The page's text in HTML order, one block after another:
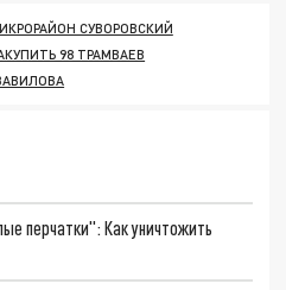
СУВОРОВСКИЙ
98 ТРАМВАЕВ
перчатки": Как уничтожить